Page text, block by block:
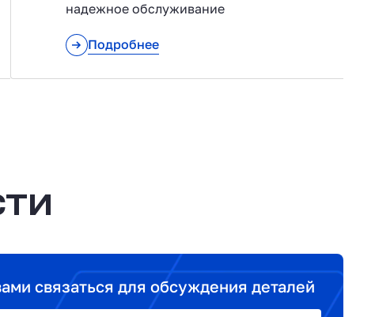
надежное обслуживание
Подробнее
связаться для обсуждения деталей